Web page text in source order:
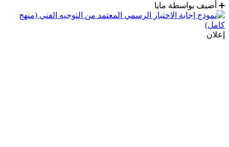
➕
أضيف بواسطة مايا
إعلان